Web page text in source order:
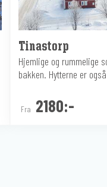
Tinastorp
Hjemlige og rummelige
bakken. Hytterne er
Fra 2180:-